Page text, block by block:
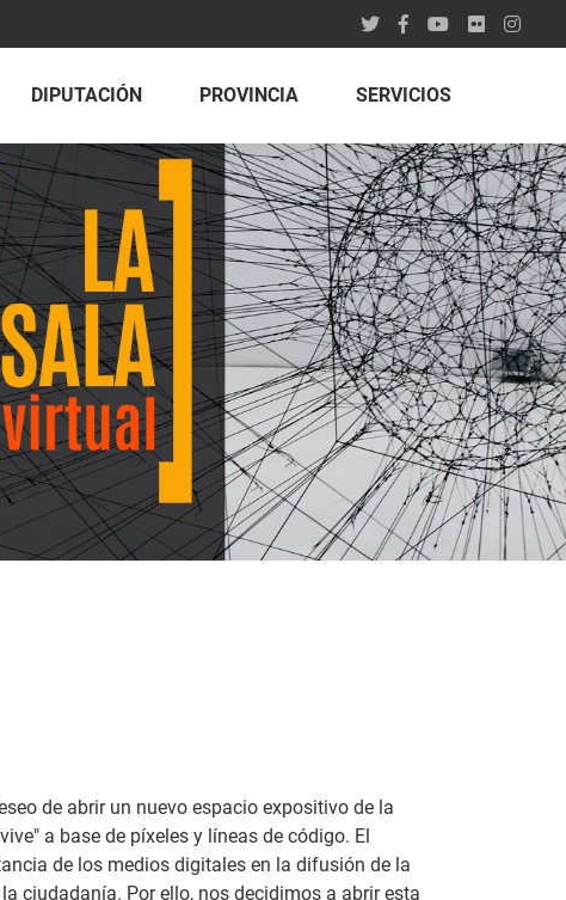
DIPUTACIÓN PROVINCIA SERVICIOS
de abrir un nuevo espacio expositivo de la
a base de píxeles y líneas de código. El
de los medios digitales en la difusión de la
ciudadanía. Por ello, nos decidimos a abrir esta